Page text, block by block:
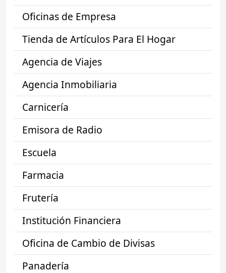
Oficinas de Empresa
Tienda de Artículos Para El Hogar
Agencia de Viajes
Agencia Inmobiliaria
Carnicería
Emisora de Radio
Escuela
Farmacia
Frutería
Institución Financiera
Oficina de Cambio de Divisas
Panadería